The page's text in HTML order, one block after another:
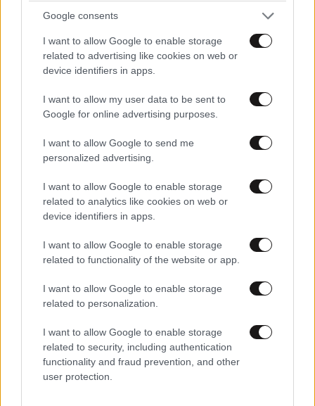
Google consents
I want to allow Google to enable storage
related to advertising like cookies on web or
device identifiers in apps.
I want to allow my user data to be sent to
Google for online advertising purposes.
I want to allow Google to send me
personalized advertising.
I want to allow Google to enable storage
related to analytics like cookies on web or
device identifiers in apps.
I want to allow Google to enable storage
related to functionality of the website or app.
I want to allow Google to enable storage
related to personalization.
I want to allow Google to enable storage
related to security, including authentication
functionality and fraud prevention, and other
user protection.
σας είναι περιορισμένος
Πώς αυτός ο άντρας μεταμόρφωσε το σώμα
του με 20λεπτες προπονήσεις στο σπίτι και
ελάχιστο εξοπλισμό